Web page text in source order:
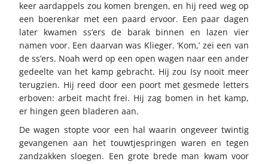
keer aardappels zou komen brengen, en hij reed weg op
een boerenkar met een paard ervoor. Een paar dagen
later kwamen ss’ers de barak binnen en lazen vier
namen voor. Een daarvan was Klieger. ‘Kom,’ zei een van
de ss’ers. Noah werd op een open wagen naar een ander
gedeelte van het kamp gebracht. Hij zou Isy nooit meer
terugzien. Hij reed door een poort met gesmede letters
erboven: arbeit macht frei. Hij zag bomen in het kamp,
er hingen geen bladeren aan.
De wagen stopte voor een hal waarin ongeveer twintig
gevangenen aan het touwtjespringen waren en tegen
zandzakken sloegen. Een grote brede man kwam voor